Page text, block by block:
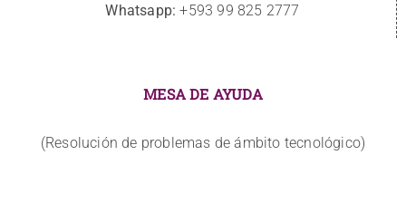
Whatsapp: +593 99 825 2777
MESA DE AYUDA
(Resolución de problemas de ámbito tecnológico)